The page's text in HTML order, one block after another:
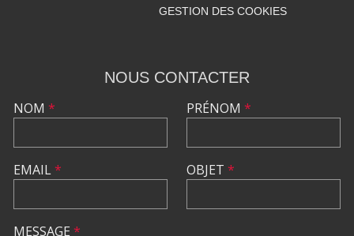
GESTION DES COOKIES
NOUS CONTACTER
NOM *
EMAIL*
PRÉNOM *
OBJET *
MESSAGE *